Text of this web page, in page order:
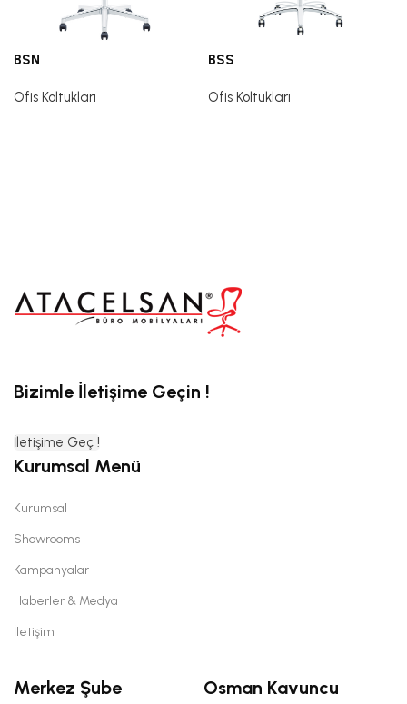
BSN
Ofis Koltukları
BSS
Ofis Koltukları
Bizimle İletişime Geçin !
İletişime Geç !
Kurumsal Menü
Kurumsal
Showrooms
Kampanyalar
Haberler & Medya
İletişim
Merkez Şube
Osman Kavuncu